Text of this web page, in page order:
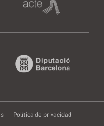
Política de privacidad